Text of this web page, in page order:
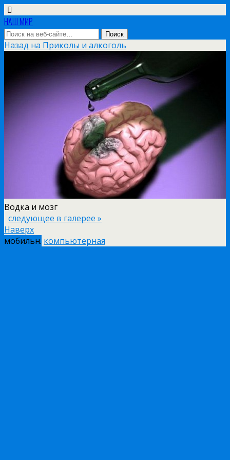
НАШ МИР
Назад на Приколы и алкоголь
Водка и мозг
следующее в галерее »
Наверх
мобильн. компьютерная